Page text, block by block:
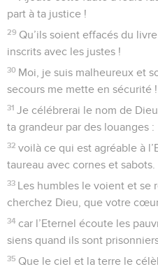
part à ta justice !
29 Qu’ils soient effacés du
inscrits avec les justes !
30 Moi, je suis malheureux et
secours me mette en sécurité !
31 Je célébrerai le nom de
ta grandeur par des louanges :
32 voilà ce qui est agréable à
taureau avec cornes et sabots.
33 Les humbles le voient et se
cherchez Dieu, que votre
34 car l’Eternel écoute les
siens quand ils sont
35 Que le ciel et la terre le